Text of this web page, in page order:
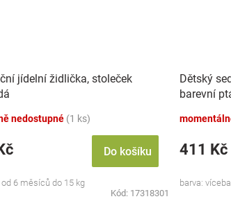
jídelní židlička, stoleček
nedostupné (1 ks)
Do košíku
od 6 měsíců do 15 kg
Kód: 17318301
Dětský
barevní
411 Kč
barva: